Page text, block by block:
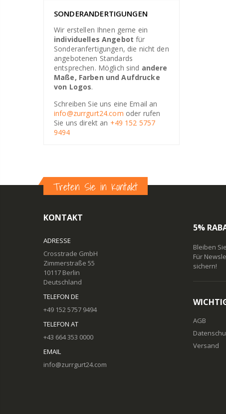
SONDERANDERTIGUNGEN
Wir erstellen Ihnen gerne ein
individuelles Angebot für
Sonderanfertigungen, die nicht den
angebotenen Standards
entsprechen. Möglich sind andere
Maße, Farben und Aufdrucke
von Logos.
Schreiben Sie uns eine Email an
info@zurrgurt24.com oder rufen
Sie uns direkt an +49 152 5757
9494
Treten Sie in Kontakt
KONTAKT
ADRESSE
Crosstrade GmbH
Zimmerstraße 55
10117 Berlin
Deutschland
TELEFON DE
+49 152 5757 9494
TELEFON AT
+43 664 353 0000
EMAIL
info@zurrgurt24.com
5%
Bleiben
Für
sichern!
AGB
Versand